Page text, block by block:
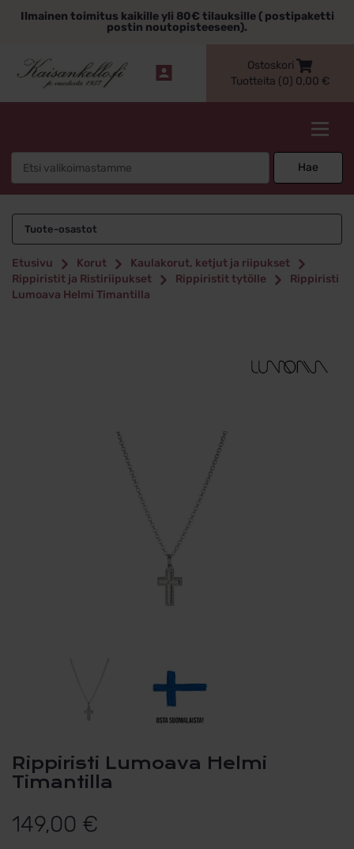
sisältöönIlmainen toimitus kaikille yli 80€ tilauksille ( postipaketti
postin noutopisteeseen).
Ostoskori
Tuotteita (0) 0,00 €
Hae
Tuote-osastot
Etusivu Korut
Kaulakorut, ketjut ja riipukset
Rippiristit ja Ristiriipukset
Rippiristit tytölle
Rippiristi
Lumoava Helmi Timantilla
Rippiristi Lumoava Helmi
Timantilla
149,00 €